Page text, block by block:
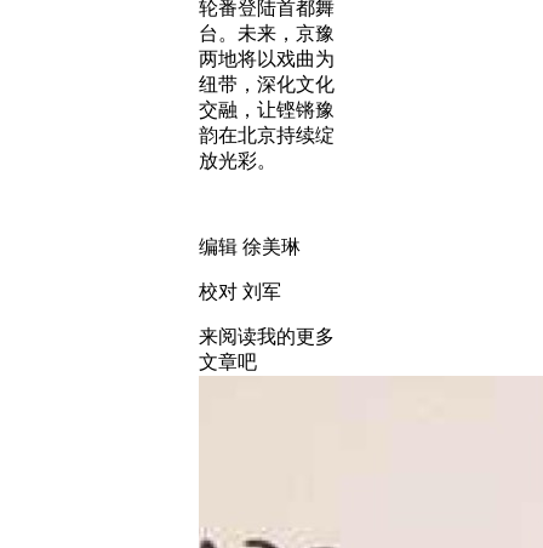
轮番登陆首都舞
台。未来，京豫
两地将以戏曲为
纽带，深化文化
交融，让铿锵豫
韵在北京持续绽
放光彩。
编辑 徐美琳
校对 刘军
来阅读我的更多
文章吧